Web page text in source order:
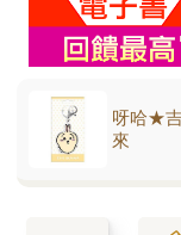
呀哈★
來